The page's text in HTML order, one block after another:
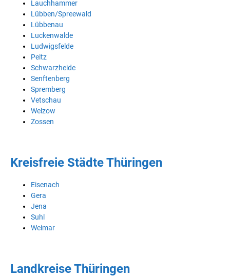
Lauchhammer
Lübben/Spreewald
Lübbenau
Luckenwalde
Ludwigsfelde
Peitz
Schwarzheide
Senftenberg
Spremberg
Vetschau
Welzow
Zossen
Kreisfreie Städte Thüringen
Eisenach
Gera
Jena
Suhl
Weimar
Landkreise Thüringen